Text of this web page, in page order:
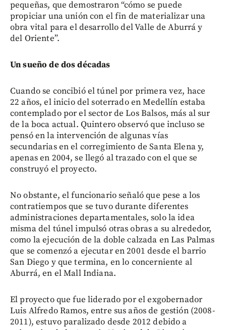
pequeñas, que demostraron “cómo se puede
propiciar una unión con el fin de materializar una
obra vital para el desarrollo del Valle de Aburrá y
del Oriente”.
Un sueño de dos décadas
Cuando se concibió el túnel por primera vez, hace
22 años, el inicio del soterrado en Medellín estaba
contemplado por el sector de Los Balsos, más al sur
de la boca actual. Quintero observó que incluso se
pensó en la intervención de algunas vías
secundarias en el corregimiento de Santa Elena y,
apenas en 2004, se llegó al trazado con el que se
construyó el proyecto.
No obstante, el funcionario señaló que pese a los
contratiempos que se tuvo durante diferentes
administraciones departamentales, solo la idea
misma del túnel impulsó otras obras a su alrededor,
como la ejecución de la doble calzada en Las Palmas
que se comenzó a ejecutar en 2001 desde el barrio
San Diego y que termina, en lo concerniente al
Aburrá, en el Mall Indiana.
El proyecto que fue liderado por el exgobernador
Luis Alfredo Ramos, entre sus años de gestión (2008-
2011), estuvo paralizado desde 2012 debido a